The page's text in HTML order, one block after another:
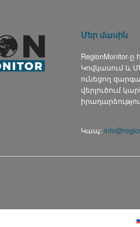
Մեր մասին
RegionMonitor-
Կովկասում և
ունեցող
վերլուծում
Կապ: